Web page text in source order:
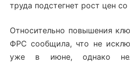
труда подстегнет рост цен
Относительно повышения
ФРС сообщила, что не
уже в июне, однако